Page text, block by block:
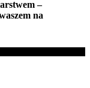
–
na